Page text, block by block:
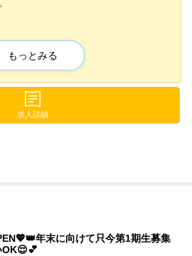
葉原の路面店に爆誕✨️✨️
キャンペーン実施中♪
籍する王道コンカフェで一緒に働きま
もっとみる
求人詳細
年末に向けて只今第1期生募集